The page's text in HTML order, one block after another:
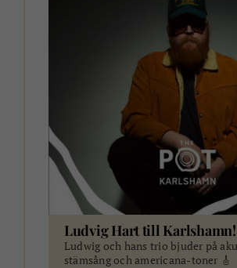
Ludvig Hart till Karlshamn!
Ludwig och hans trio bjuder på
stämsång och americana-toner 🎸